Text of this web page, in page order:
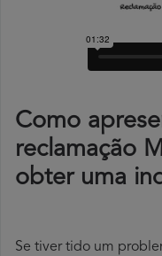
Como
reclamação
obter uma
Se tiver tido um